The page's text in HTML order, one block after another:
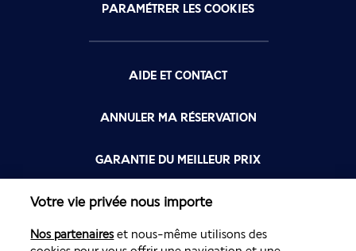
PARAMÉTRER LES COOKIES
AIDE ET CONTACT
ANNULER MA RÉSERVATION
GARANTIE DU MEILLEUR PRIX
FLYING BLUE
FLEXIBILITÉ
Votre vie privée nous importe
Nos partenaireset nous-même utilisons des